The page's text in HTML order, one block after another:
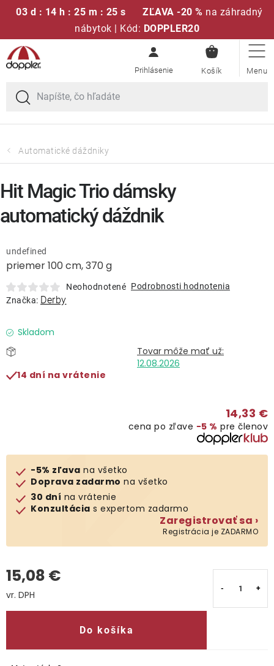
03 d : 14 h : 25 m : 25 s ZĽAVA -20 % na záhradný
nábytok | Kód: DOPPLER20
Prejsť
na
obsah
KOŠÍK
Sedacie súpravy
Slnečníky
Polstre a sedáky
Stoly
Predávané značky
Klub výhod
Kontakty
Automatické dáždniky
priemer 100 cm, 370 g
undefined
Neohodnotené Podrobnosti hodnotenia
Značka: Derby
Skladom
12.08.2026
14 dní na vrátenie
14,33 €
cena po zľave −5 % pre členov
-5% zľava na všetko
Doprava zadarmo na všetko
30 dní na vrátenie
Konzultácia s expertom zadarmo
Zaregistrovať sa ›
Registrácia je ZADARMO
15,08 €
Do košíka
Hit Magic Trio dámsky
automatický dáždnik